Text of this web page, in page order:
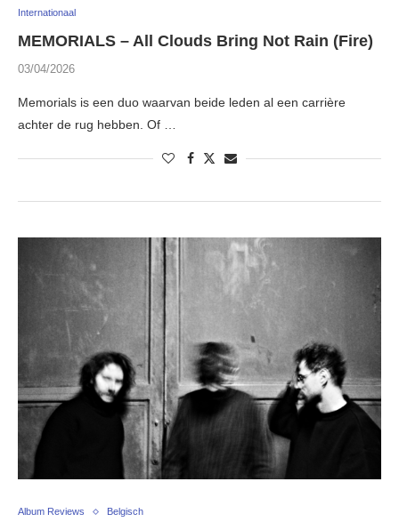
Internationaal
MEMORIALS – All Clouds Bring Not Rain (Fire)
03/04/2026
Memorials is een duo waarvan beide leden al een carrière
achter de rug hebben. Of …
Album Reviews Belgisch